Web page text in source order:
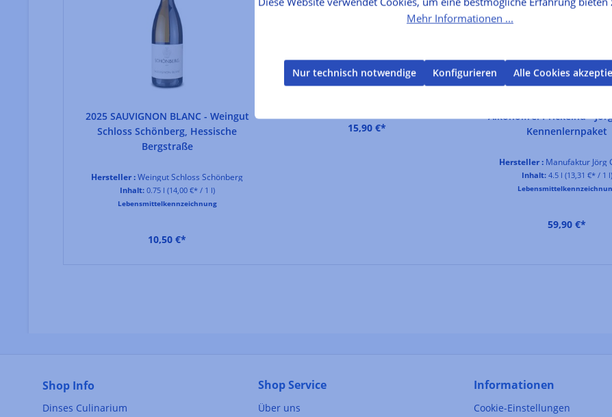
2025 SAUVIGNON BLANC - Weingut
Schloss Schönberg, Hessische
Bergstraße
Hersteller :Weingut Schloss Schönberg
Inhalt: 0.75 l (14,00 €* / 1 l)
Lebensmittelkennzeichnung
10,50 €*
Antica Torroneria Piemontese
Inhalt: 0.14 kg (113,57 €* / 1 kg)
15,90 €*
Alkoholfrei Prickelnd -
Kennenlernpaket
Hersteller :Manufaktur Jörg
Inhalt: 4.5 l (13,31 €* / 1 l)
59,90 €*
Shop Info
Dinses Culinarium
Shop Service
Über uns
Informationen
Cookie-Einstellungen
Mehr Informationen ...
Nur technisch notwendige Konfigurieren Alle Cookies